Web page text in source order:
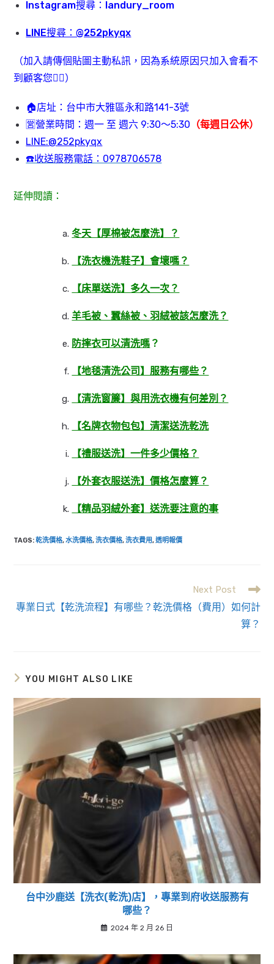
Instagram搜尋：landury_room
LINE搜尋：@252pkyqx
（加入請傳個貼圖主動私訊，因為系統原因只加入會看不
到顧客您🙇‍♂️）
🏠店址：台中市大雅區永和路141-3號
🈺️營業時間：週一 至 週六 9:30～5:30 （每週日公休）
LINE:@252pkyqx
☎️收送服務電話：0978706578
延伸閱讀：
冬天【厚棉被怎麼洗】？
【洗衣機洗鞋子】會壞嗎？
【床單送洗】多久一次？
羊毛被、蠶絲被、羽絨被該怎麼洗？
防摔衣可以清洗嗎 ？
【地毯清洗公司】服務有哪些？
【清洗窗簾】與用洗衣機有何差別？
【名牌衣物包包】清潔送洗乾洗
【禮服送洗】一件多少價格？
【外套衣服送洗】價格怎麼算？
【精品羽絨外套】送洗要注意的事
TAGS:乾洗價格,水洗價格,洗衣價格,洗衣費用,透明報價
Next Post
專業日式【乾洗流程】有哪些？乾洗價格（費用）如何計
算？
YOU MIGHT ALSO LIKE
台中沙鹿送【洗衣(乾洗)店】，專業到府收送服務有
哪些？
2024 年 2 月 26 日